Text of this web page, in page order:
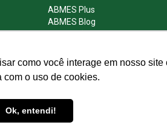
como você interage em nosso
com o uso de cookies.
Ok, entendi!
ABMES Plus
ABMES Blog
Legislação
ABMES
Contato
Todos os direitos reservados.